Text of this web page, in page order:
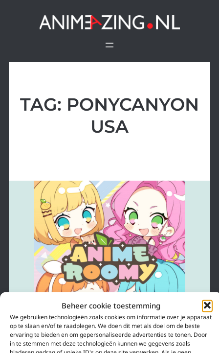
Beheer cookie toestemming
We gebruiken technologieën zoals cookies om informatie over je apparaat
op te slaan en/of te raadplegen. We doen dit met als doel om de beste
ervaring te bieden en om gepersonaliseerde advertenties te tonen. Door
in te stemmen met deze technologieën kunnen we gegevens zoals
TAG: PONYCANYON
USA
4 april 2022